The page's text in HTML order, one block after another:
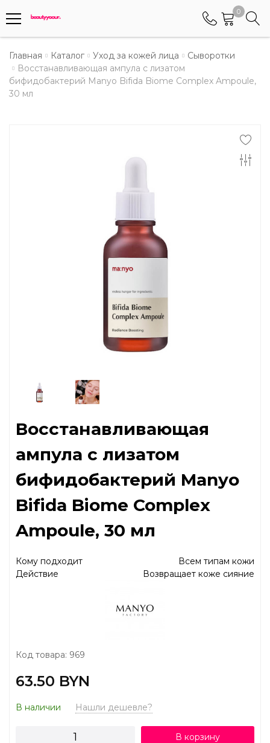
0
Телефоны
+375 (29) 8405655
Менеджер по работе АБС клиентами
Главная Каталог Уход за кожей лица
Сыворотки
Восстанавливающая ампула с лизатом
бифидобактерий Manyo Bifida Biome Complex Ampoule,
30 мл
Восстанавливающая
ампула с лизатом
бифидобактерий Manyo
Bifida Biome Complex
Ampoule, 30 мл
Кому подходит
Всем типам кожи
Действие
Возвращает коже сияние
Код товара: 969
63.50 BYN
В наличии Нашли дешевле?
В корзину